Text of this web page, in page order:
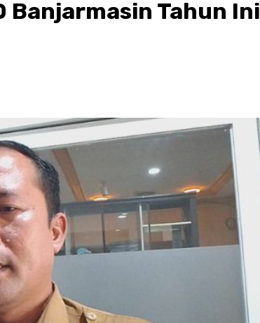
Banjarmasin Tahun Ini
//1